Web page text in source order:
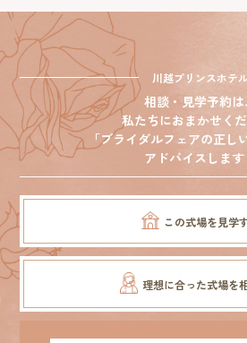
川越プリンスホテ
相談・見学予約は
私たちにおまかせく
「ブライダルフェアの正し
アドバイスします
この式場を見学
理想に合った式場を